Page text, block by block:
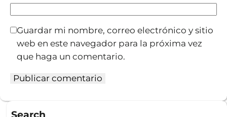
Guardar mi nombre, correo electrónico y sitio
web en este navegador para la próxima vez
que haga un comentario.
Search